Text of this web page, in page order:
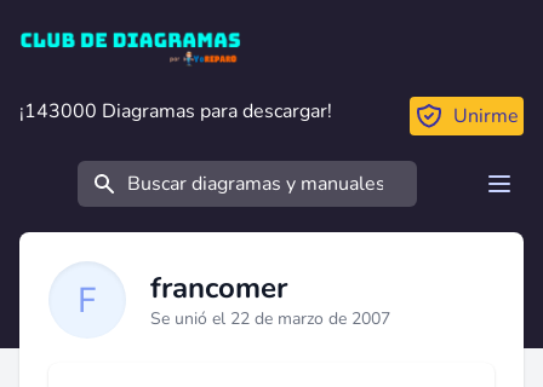
Club de Diagramas
¡143000 Diagramas para descargar!
¡143000 Diagramas para descargar! Unirme
Buscar
francomer
Se unió el 22 de marzo de 2007